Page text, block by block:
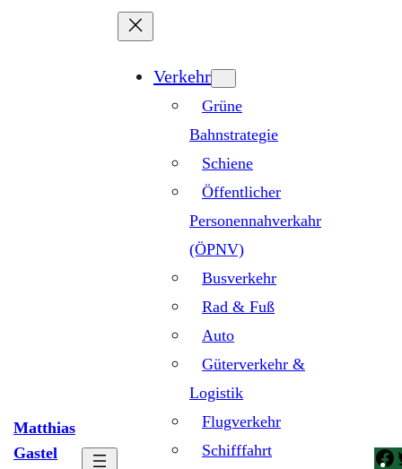
Matthias
Gastel
Verkehr
Grüne
Bahnstrategie
Schiene
Öffentlicher
Personennahverkahr
(ÖPNV)
Busverkehr
Rad & Fuß
Auto
Güterverkehr &
Logistik
Flugverkehr
Schifffahrt